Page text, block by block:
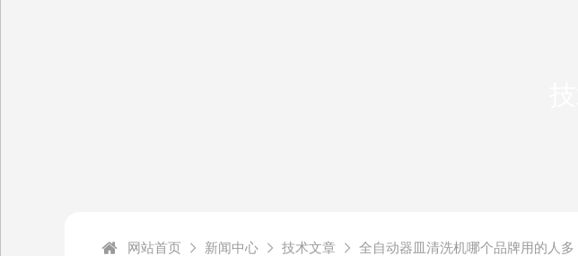
网站首页 新闻中心 技术文章 全自动器皿清洗机哪个品牌用的人